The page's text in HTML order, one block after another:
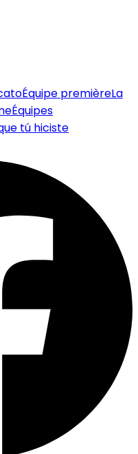
Équipe premièreLa
Équipes
tú hiciste